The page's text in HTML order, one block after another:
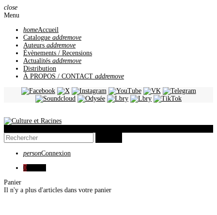
close
Menu
homeAccueil
Catalogue addremove
Auteurs addremove
Évènements / Recensions
Actualités addremove
Distribution
À PROPOS / CONTACT addremove
personConnexion
0
Panier
Il n'y a plus d'articles dans votre panier